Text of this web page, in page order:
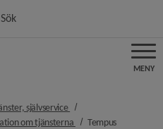
Sök
MENY
självservice nivå i
om tjänsterna nivå i
Tempusnivå i